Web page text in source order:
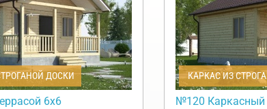
ДОСКИ
6х6
КАРКАС ИЗ
№120 Каркасный